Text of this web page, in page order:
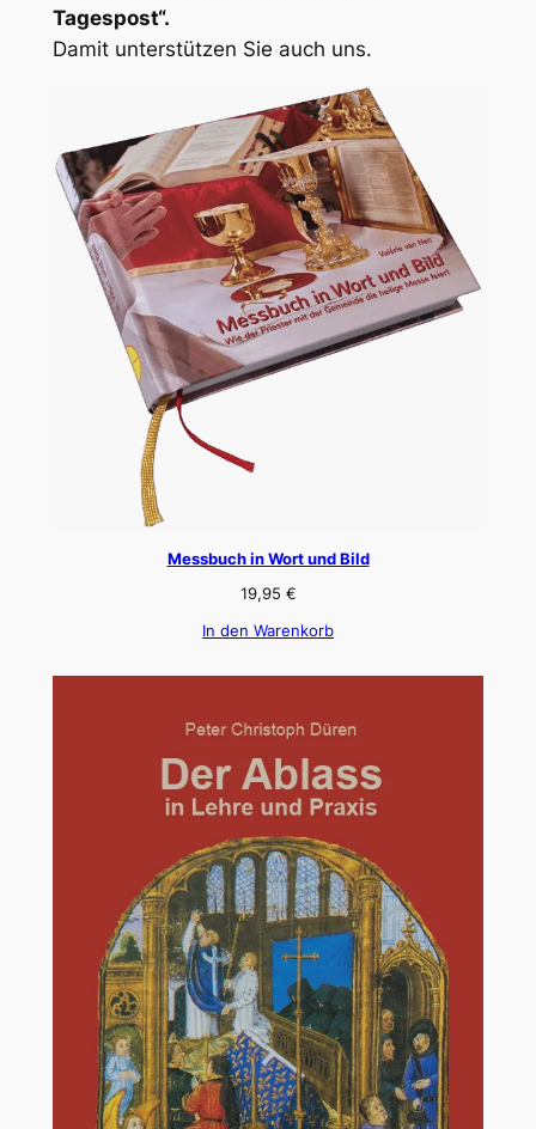
Tagespost“.
Damit unterstützen Sie auch uns.
Messbuch in Wort und Bild
19,95 €
In den Warenkorb